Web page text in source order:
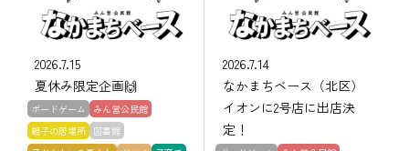
2026.7.15
夏休み限定企画🙌
ボードゲーム
みん営公民館
親子の居場所
図書館
2026.7.14
なかまちベース（北区）
イオンに2号店に出店決
定！